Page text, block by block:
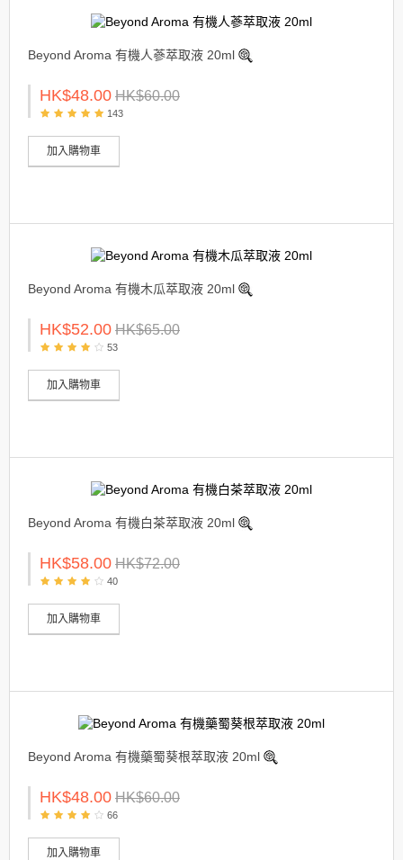
Beyond Aroma 有機人蔘萃取液 20ml
HK$48.00 HK$60.00
143
加入購物車
Beyond Aroma 有機木瓜萃取液 20ml
HK$52.00 HK$65.00
53
加入購物車
Beyond Aroma 有機白茶萃取液 20ml
HK$58.00 HK$72.00
40
加入購物車
Beyond Aroma 有機藥蜀葵根萃取液 20ml
HK$48.00 HK$60.00
66
加入購物車